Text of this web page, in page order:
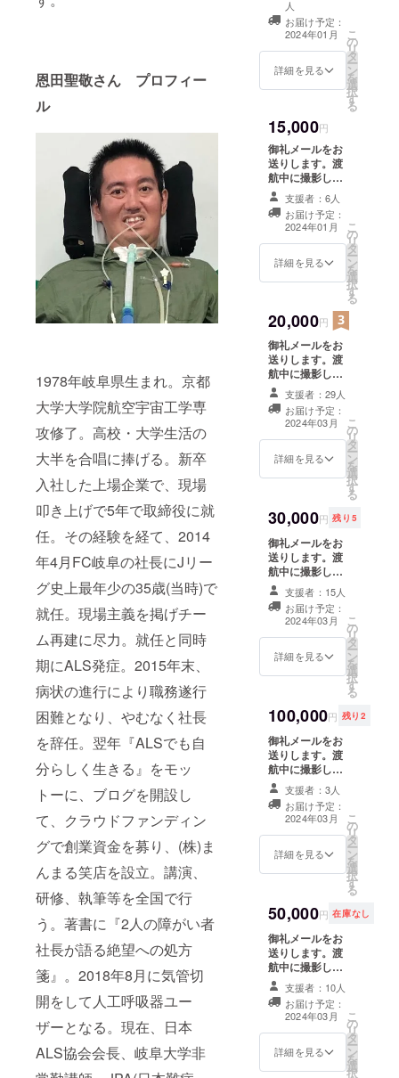
恩田聖敬さん プロフィー
ル
1978年岐阜県生まれ。京都
大学大学院航空宇宙工学専
攻修了。高校・大学生活の
大半を合唱に捧げる。新卒
入社した上場企業で、現場
叩き上げで5年で取締役に就
任。その経験を経て、2014
年4月FC岐阜の社長にJリー
グ史上最年少の35歳(当時)で
就任。現場主義を掲げチー
ム再建に尽力。就任と同時
期にALS発症。2015年末、
病状の進行により職務遂行
困難となり、やむなく社長
を辞任。翌年『ALSでも自
分らしく生きる』をモッ
トーに、ブログを開設し
て、クラウドファンディン
グで創業資金を募り、(株)ま
んまる笑店を設立。講演、
研修、執筆等を全国で行
う。著書に『2人の障がい者
社長が語る絶望への処方
箋』。2018年8月に気管切
開をして人工呼吸器ユー
ザーとなる。現在、日本
ALS協会会長、岐阜大学非
します。渡航報
告書（PDF）を
お送りします。
シャルサンク
ス」欄にお名前
表したスライド
（PDF）をご共
有します。 ※備
考欄に「スペ
シャルサンク
ス」欄に掲載す
るお名前をご記
入ください。
人
お届け予定：
2024年01月
詳細を見る
こ
の
リ
タ
ー
ン
を
選
択
す
る
15,000円
御礼メールをお
送りします。渡
航中に撮影した
記録写真5枚を
データでお送り
します。渡航報
告書（PDF）を
お送りします。
報告書の「スペ
学会で実際に発
表したスライド
（PDF）と
HeatyPresenter
を使用したプレ
ゼンビデオ（7分
程度）をご共有
します。 ※備考
欄に「スペシャ
に掲載するお名
前をご記入くだ
支援者：6人
お届け予定：
2024年01月
詳細を見る
こ
の
リ
タ
ー
ン
を
選
択
す
る
20,000円
御礼メールをお
送りします。渡
航中に撮影した
記録写真5枚を
データでお送り
します。渡航報
告書（PDF）を
お送りします。
報告書の「スペ
学会で実際に発
表したスライド
（PDF）と
HeatyPresenter
を使用したプレ
ゼンビデオ（7分
程度）をご共有
します。出張報
告会イベント
にご招待します
（2024年1月〜3
90分程度の予定
です。日程が合
わない方には録
画をご共有しま
す）。 ※備考欄
に「スペシャル
サンクス」欄に
掲載するお名前
をご記入くださ
支援者：29人
お届け予定：
2024年03月
詳細を見る
こ
の
リ
タ
ー
ン
を
選
択
す
る
30,000円 残り5
御礼メールをお
送りします。渡
航中に撮影した
記録写真5枚を
データでお送り
します。渡航報
告書（PDF）を
お送りします。
報告書の「スペ
学会で実際に発
表したスライド
（PDF）と
HeatyPresenter
を使用したプレ
ゼンビデオ（7分
程度）をご共有
します。出張報
告会イベント
にご招待します
（2024年1月〜3
実施予定です。
追って日程調整
のご連絡をいた
します）。 ※備
考欄に「スペ
シャルサンク
ス」欄に掲載す
るお名前をご記
入ください。
支援者：15人
お届け予定：
2024年03月
詳細を見る
こ
の
リ
タ
ー
ン
を
選
択
す
る
100,000円 残り2
御礼メールをお
送りします。渡
航中に撮影した
記録写真5枚を
データでお送り
します。渡航報
告書（PDF）を
お送りします。
報告書の「スペ
学会で実際に発
表したスライド
（PDF）と
HeatyPresenter
を使用したプレ
ゼンビデオ（7分
程度）をご共有
します。髙野元
との個別でのオ
談を実施いたし
ます（Zoomで1
支援者：3人
お届け予定：
2024年03月
詳細を見る
こ
の
リ
タ
ー
ン
を
選
択
す
る
50,000円 在庫なし
御礼メールをお
送りします。渡
航中に撮影した
記録写真5枚を
データでお送り
します。渡航報
告書（PDF）を
お送りします。
報告書の「スペ
支援者：10人
お届け予定：
2024年03月
詳細を見る
こ
の
リ
タ
ー
ン
を
選
択